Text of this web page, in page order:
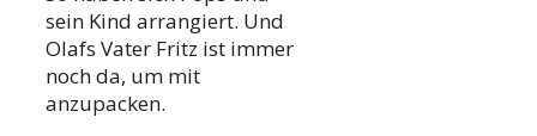
sein Kind arrangiert. Und
Olafs Vater Fritz ist immer
noch da, um mit
anzupacken.